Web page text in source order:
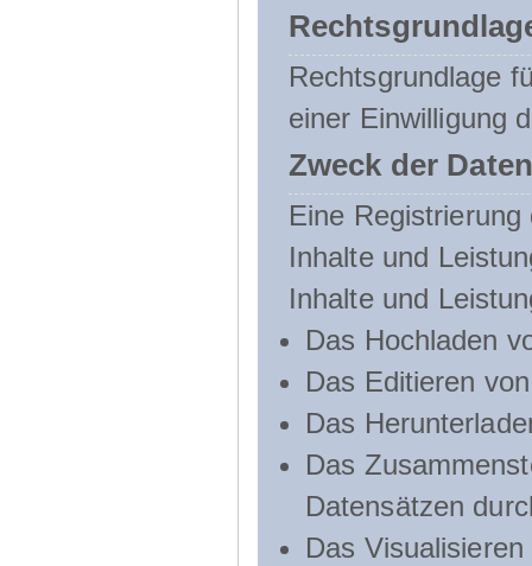
Rechtsgrundlage
einer Einwilligung
Zweck der
Eine
Inhalte und
Inhalte und
Das Hochladen
Das Editieren
Das
Das
Datensätzen
Das